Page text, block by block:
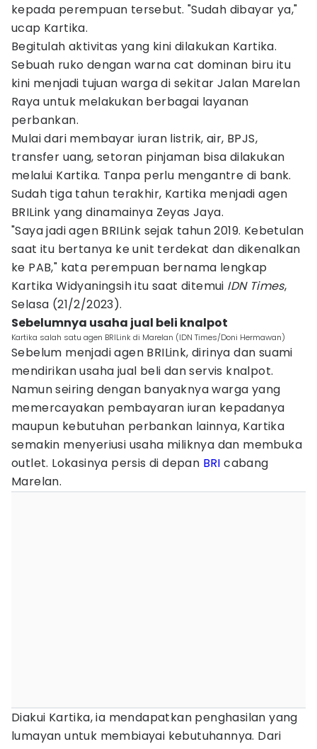
kepada perempuan tersebut. "Sudah dibayar ya,"
ucap Kartika.
Begitulah aktivitas yang kini dilakukan Kartika.
Sebuah ruko dengan warna cat dominan biru itu
kini menjadi tujuan warga di sekitar Jalan Marelan
Raya untuk melakukan berbagai layanan
perbankan.
Mulai dari membayar iuran listrik, air, BPJS,
transfer uang, setoran pinjaman bisa dilakukan
melalui Kartika. Tanpa perlu mengantre di bank.
Sudah tiga tahun terakhir, Kartika menjadi agen
BRILink yang dinamainya Zeyas Jaya.
"Saya jadi agen BRILink sejak tahun 2019. Kebetulan
saat itu bertanya ke unit terdekat dan dikenalkan
ke PAB," kata perempuan bernama lengkap
Kartika Widyaningsih itu saat ditemui IDN Times,
Selasa (21/2/2023).
Sebelumnya usaha jual beli knalpot
Kartika salah satu agen BRILink di Marelan (IDN Times/Doni Hermawan)
Sebelum menjadi agen BRILink, dirinya dan suami
mendirikan usaha jual beli dan servis knalpot.
Namun seiring dengan banyaknya warga yang
memercayakan pembayaran iuran kepadanya
maupun kebutuhan perbankan lainnya, Kartika
semakin menyeriusi usaha miliknya dan membuka
outlet. Lokasinya persis di depan BRI cabang
Marelan.
Diakui Kartika, ia mendapatkan penghasilan yang
lumayan untuk membiayai kebutuhannya. Dari